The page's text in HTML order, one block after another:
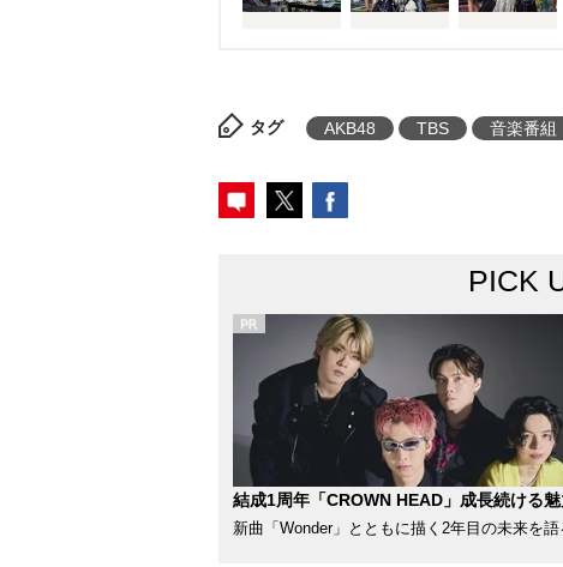
タグ AKB48 TBS 音楽番組
PICK
結成1周年「CROWN HEAD」成長続ける魅
新曲「Wonder」とともに描く2年目の未来を語